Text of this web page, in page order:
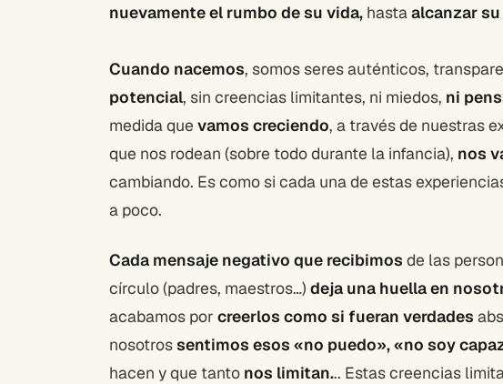
nuevamente el rumbo de su vida, hasta alcanzar
Cuando nacemos, somos seres auténticos,
potencial, sin creencias limitantes, ni miedos, ni
medida que vamos creciendo, a través de nuestras
que nos rodean (sobre todo durante la infancia), nos
cambiando. Es como si cada una de estas
a poco.
Cada mensaje negativo que recibimos de las
círculo (padres, maestros…) deja una huella en
acabamos por creerlos como si fueran verdades
nosotrossentimos esos «no puedo», «no soy
hacen y que tanto nos limitan... Estas creencias